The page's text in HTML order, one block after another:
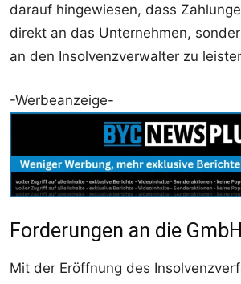
darauf hingewiesen, dass
direkt an das Unternehmen,
an den Insolvenzverwalter zu
-Werbeanzeige-
Forderungen an die GmbH
Mit der Eröffnung des